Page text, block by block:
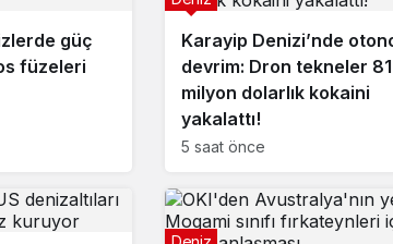
güç
füzeleri
Karayip Denizi’nde
devrim: Dron tekneler 81
milyon dolarlık kokaini
yakalattı!
5 saat önce